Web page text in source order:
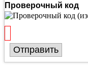
Проверочный код
Отправить